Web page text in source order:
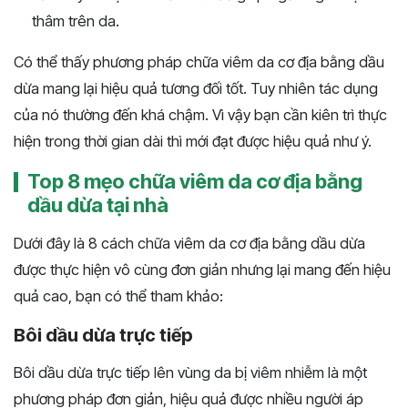
thâm trên da.
Có thể thấy phương pháp chữa viêm da cơ địa bằng dầu
dừa mang lại hiệu quả tương đối tốt. Tuy nhiên tác dụng
của nó thường đến khá chậm. Vì vậy bạn cần kiên trì thực
hiện trong thời gian dài thì mới đạt được hiệu quả như ý.
Top 8 mẹo chữa viêm da cơ địa bằng
dầu dừa tại nhà
Dưới đây là 8 cách chữa viêm da cơ địa bằng dầu dừa
được thực hiện vô cùng đơn giản nhưng lại mang đến hiệu
quả cao, bạn có thể tham khảo:
Bôi dầu dừa trực tiếp
Bôi dầu dừa trực tiếp lên vùng da bị viêm nhiễm là một
phương pháp đơn giản, hiệu quả được nhiều người áp